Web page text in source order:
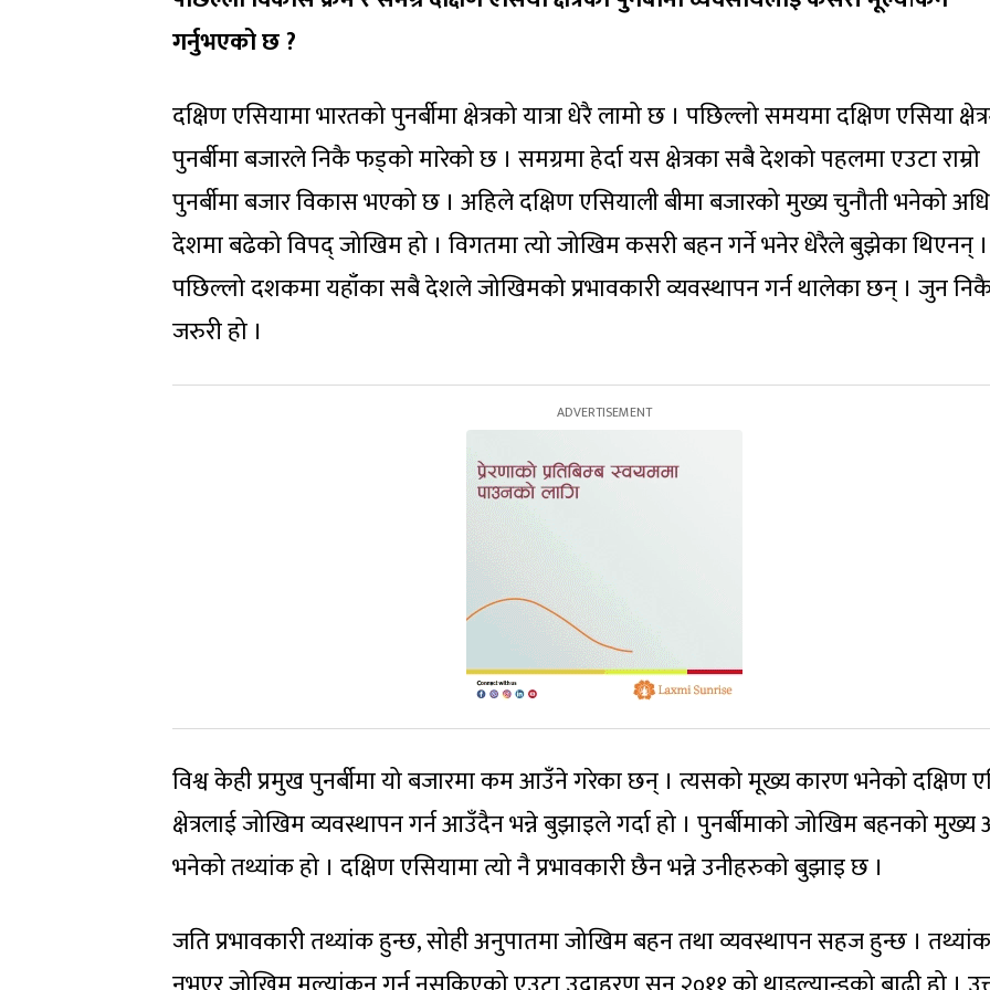
गर्नुभएको छ ?
दक्षिण एसियामा भारतको पुनर्बीमा क्षेत्रको यात्रा धेरै लामो छ । पछिल्लो समयमा दक्षिण एसिया
पुनर्बीमा बजारले निकै फड्को मारेको छ । समग्रमा हेर्दा यस क्षेत्रका सबै देशको पहलमा एउटा राम्रो
पुनर्बीमा बजार विकास भएको छ । अहिले दक्षिण एसियाली बीमा बजारको मुख्य चुनौती भनेको
देशमा बढेको विपद् जोखिम हो । विगतमा त्यो जोखिम कसरी बहन गर्ने भनेर धेरैले बुझेका थिएनन्
पछिल्लो दशकमा यहाँका सबै देशले जोखिमको प्रभावकारी व्यवस्थापन गर्न थालेका छन् । जुन
जरुरी हो ।
विश्व केही प्रमुख पुनर्बीमा यो बजारमा कम आउँने गरेका छन् । त्यसको मूख्य कारण भनेको दक्षिण
क्षेत्रलाई जोखिम व्यवस्थापन गर्न आउँदैन भन्ने बुझाइले गर्दा हो । पुनर्बीमाको जोखिम बहनको
भनेको तथ्यांक हो । दक्षिण एसियामा त्यो नै प्रभावकारी छैन भन्ने उनीहरुको बुझाइ छ ।
जति प्रभावकारी तथ्यांक हुन्छ, सोही अनुपातमा जोखिम बहन तथा व्यवस्थापन सहज हुन्छ । तथ्यांक